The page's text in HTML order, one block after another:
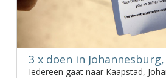
3 x doen in
Iedereen gaat naar Kaapstad,